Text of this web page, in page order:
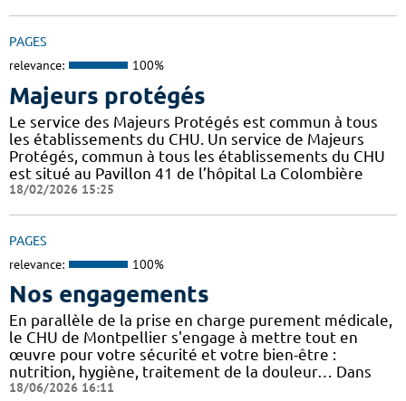
PAGES
relevance: 100%
Majeurs protégés
Le service des Majeurs Protégés est commun à tous
les établissements du CHU. Un service de Majeurs
Protégés, commun à tous les établissements du CHU
est situé au Pavillon 41 de l’hôpital La Colombière
18/02/2026 15:25
PAGES
relevance: 100%
Nos engagements
En parallèle de la prise en charge purement médicale,
le CHU de Montpellier s'engage à mettre tout en
œuvre pour votre sécurité et votre bien-être :
nutrition, hygiène, traitement de la douleur… Dans
18/06/2026 16:11